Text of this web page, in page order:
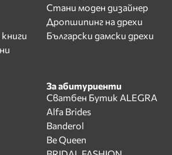
Стани моден дизайнер
Дропшипинг на дрехи
Български дамски дрехи
За абитуриенти
Сватбен Бутик ALEGRA
Alfa Brides
Banderol
Be Queen